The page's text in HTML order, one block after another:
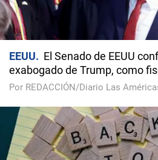
EEUU
El Senado de EEUU
exabogado de Trump, como
Por REDACCIÓN/Diario Las